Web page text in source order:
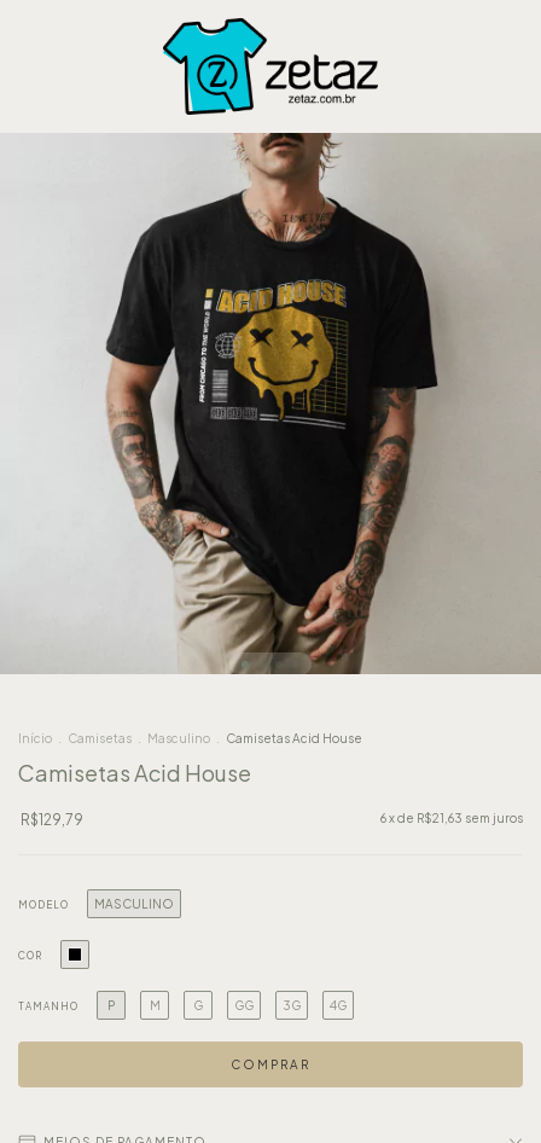
Início Camisetas Masculino Camisetas Acid House
Camisetas Acid House
R$129,79 6x de R$21,63 sem juros
MODELO MASCULINO
COR
TAMANHO P M G GG 3G 4G